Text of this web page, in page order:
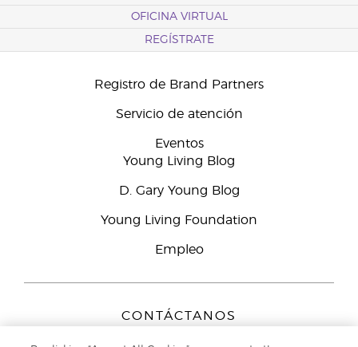
OFICINA VIRTUAL
REGÍSTRATE
Registro de Brand Partners
Servicio de atención
Eventos
Young Living Blog
D. Gary Young Blog
Young Living Foundation
Empleo
CONTÁCTANOS